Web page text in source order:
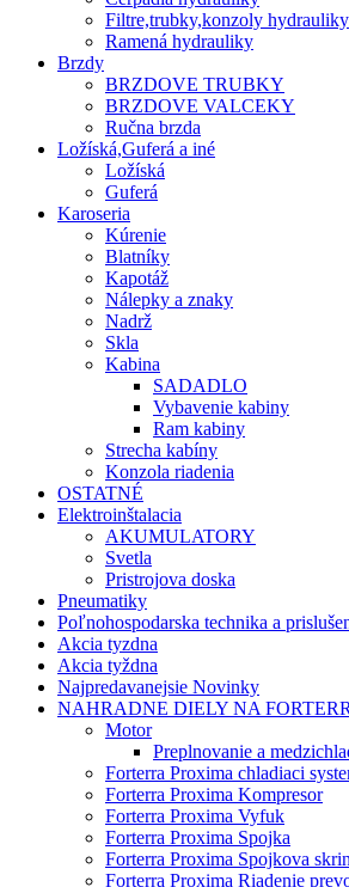
Filtre,trubky,konzoly hydrauliky
Ramená hydrauliky
Brzdy
BRZDOVE TRUBKY
BRZDOVE VALCEKY
Ručna brzda
Ložíská,Guferá a iné
Ložíská
Guferá
Karoseria
Kúrenie
Blatníky
Kapotáž
Nálepky a znaky
Nadrž
Skla
Kabina
SADADLO
Vybavenie kabiny
Ram kabiny
Strecha kabíny
Konzola riadenia
OSTATNÉ
Elektroinštalacia
AKUMULATORY
Svetla
Pristrojova doska
Pneumatiky
Poľnohospodarska technika a
Akcia tyzdna
Akcia tyždna
Najpredavanejsie Novinky
NAHRADNE DIELY NA
Motor
Preplnovanie a
Forterra Proxima chladiaci
Forterra Proxima Kompresor
Forterra Proxima Vyfuk
Forterra Proxima Spojka
Forterra Proxima Spojkova
Forterra Proxima Riadenie